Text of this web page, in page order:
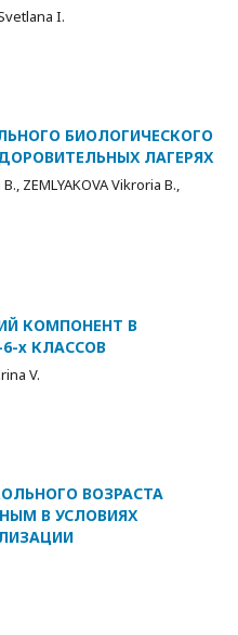
I.
БИОЛОГИЧЕСКОГО
ЛАГЕРЯХ
ZEMLYAKOVA Vikroria B.,
КОМПОНЕНТ В
х КЛАССОВ
V.
ВОЗРАСТА
В УСЛОВИЯХ